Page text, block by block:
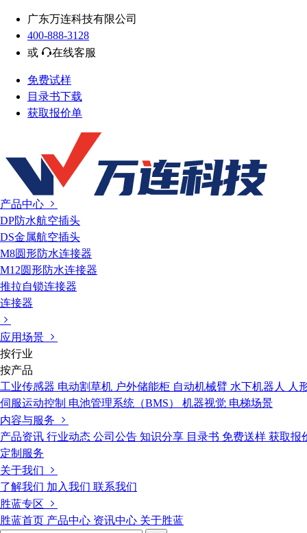
广东万连科技有限公司
400-888-3128
或
在线客服
免费试样
目录书下载
获取报价单
产品中心
DP防水航空插头
DS金属航空插头
M8圆形防水连接器
M12圆形防水连接器
推拉自锁连接器
连接器
应用场景
按行业
按产品
工业传感器 电动割草机 户外储能柜 自动机械臂 水下机器人
人
伺服运动控制 电池管理系统（BMS） 机器视觉 电梯场景
内容与服务
产品资讯 行业动态 公司公告 知识分享 目录书 免费送样 获取报
定制服务
关于我们
了解我们 加入我们 联系我们
胜蓝专区
胜蓝首页 产品中心 资讯中心 关于胜蓝